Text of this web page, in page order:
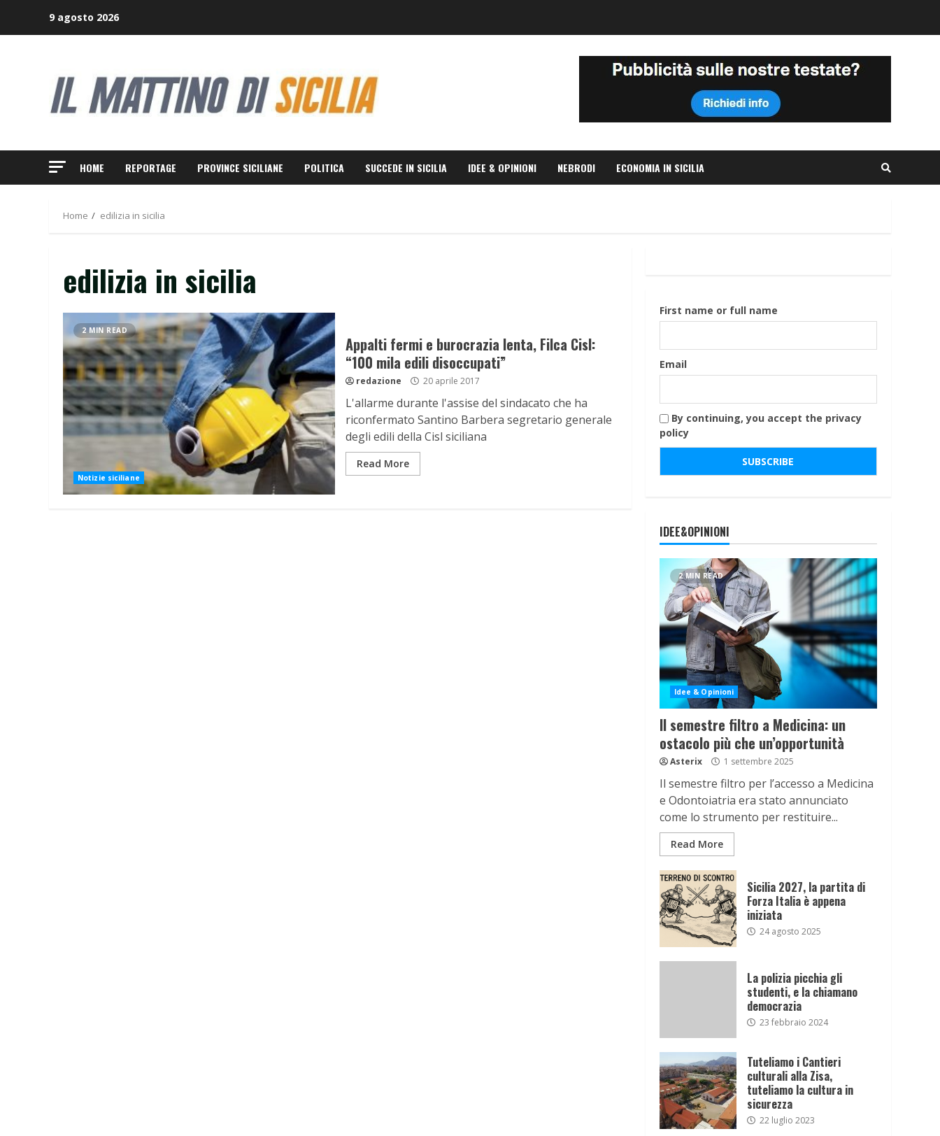
9 agosto 2026
HOME REPORTAGE PROVINCE SICILIANE POLITICA SUCCEDE IN SICILIA IDEE & OPINIONI NEBRODI ECONOMIA IN SICILIA
Home edilizia in sicilia
edilizia in sicilia
2 MIN READ
Notizie siciliane
Appalti fermi e burocrazia lenta, Filca Cisl:
“100 mila edili disoccupati”
redazione 20 aprile 2017
L'allarme durante l'assise del sindacato che ha
riconfermato Santino Barbera segretario generale
degli edili della Cisl siciliana
Read More
First name or full name
Email
By continuing, you accept the privacy
policy
IDEE&OPINIONI
2 MIN READ
Idee & Opinioni
Il semestre filtro a Medicina: un
ostacolo più che un’opportunità
Asterix 1 settembre 2025
Il semestre filtro per l’accesso a Medicina
e Odontoiatria era stato annunciato
come lo strumento per restituire...
Read More
Sicilia 2027, la partita di
Forza Italia è appena
iniziata
24 agosto 2025
La polizia picchia gli
studenti, e la chiamano
democrazia
23 febbraio 2024
Tuteliamo i Cantieri
culturali alla Zisa,
tuteliamo la cultura in
sicurezza
22 luglio 2023